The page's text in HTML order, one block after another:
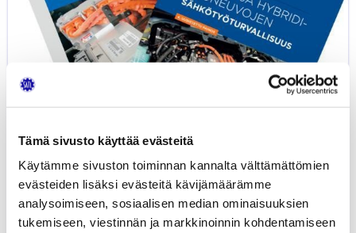
Tämä sivusto käyttää evästeitä
Käytämme sivuston toiminnan kannalta välttämättömien
evästeiden lisäksi evästeitä kävijämäärämme
analysoimiseen, sosiaalisen median ominaisuuksien
tukemiseen, viestinnän ja markkinoinnin kohdentamiseen
Hybridi- ja sähköajoneuvot ja Sähkö-
60,79€
sähkötyöturvallisuus
yhdessä
edullisemmin